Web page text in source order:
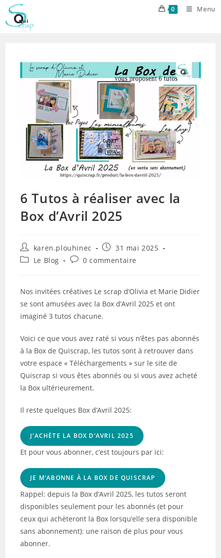
Skip
content
0 Menu
6 Tutos à réaliser avec la
Box d’Avril 2025
Auteur/autrice
de
la
karen.plouhinec
Publication
publiée :
31 mai 2025
PostLe Blog
Commentaires
publication :
0 commentaire
Nos invitées créatives Le scrap d’Olivia et Marie Didier
se sont amusées avec la Box d’Avril 2025 et ont
imaginé 3 tutos chacune.
Voici ce que vous avez raté si vous n’êtes pas abonnés
à la Box de Quiscrap, les tutos sont à retrouver dans
votre espace « Téléchargements » sur le site de
Quiscrap si vous êtes abonnés ou si vous avez acheté
la Box ultérieurement.
Il reste quelques Box d’Avril 2025:
J’ACHÈTE LA BOX D’AVRIL 2025
Et pour vous abonner, c’est toujours par ici:
JE M’ABONNE À LA BOX DE QUISCRAP
Rappel: depuis la Box d’Avril 2025, les tutos seront
disponibles seulement pour les abonnés (et pour
ceux qui achèteront la Box lorsqu’elle sera disponible
sans abonnement): une raison de plus pour vous
abonner.